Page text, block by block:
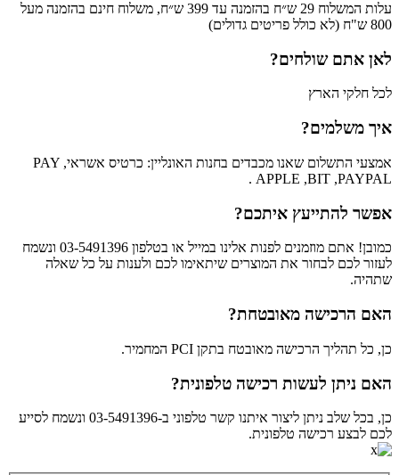
עלות המשלוח 29 ש״ח בהזמנה עד 399 ש״ח, משלוח חינם בהזמנה מעל
800 ש"ח (לא כולל פריטים גדולים)
לאן אתם שולחים?
לכל חלקי הארץ
איך משלמים?
אמצעי התשלום שאנו מכבדים בחנות האונליין: כרטיס אשראי, PAY
APPLE ,BIT ,PAYPAL .
אפשר להתייעץ איתכם?
כמובן! אתם מוזמנים לפנות אלינו במייל או בטלפון 03-5491396 ונשמח
לעזור לכם לבחור את המוצרים שיתאימו לכם ולענות על כל שאלה
שתהיה.
האם הרכישה מאובטחת?
כן, כל תהליך הרכישה מאובטח בתקן PCI המחמיר.
האם ניתן לעשות רכישה טלפונית?
כן, בכל שלב ניתן ליצור איתנו קשר טלפוני ב-03-5491396 ונשמח לסייע
לכם לבצע רכישה טלפונית.